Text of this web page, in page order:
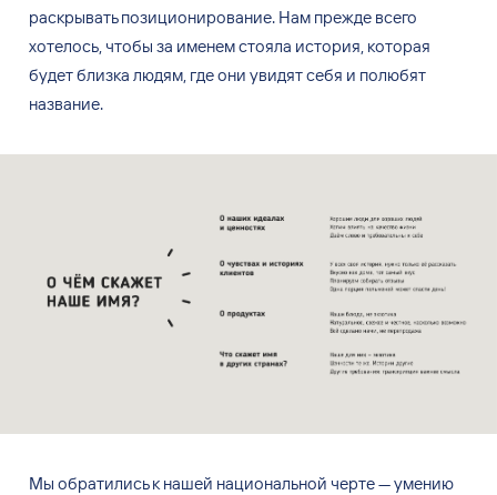
раскрывать позиционирование. Нам прежде всего
хотелось, чтобы за именем стояла история, которая
будет близка людям, гдеони увидят себя и полюбят
название.
Мы обратились к нашей национальной черте — умению